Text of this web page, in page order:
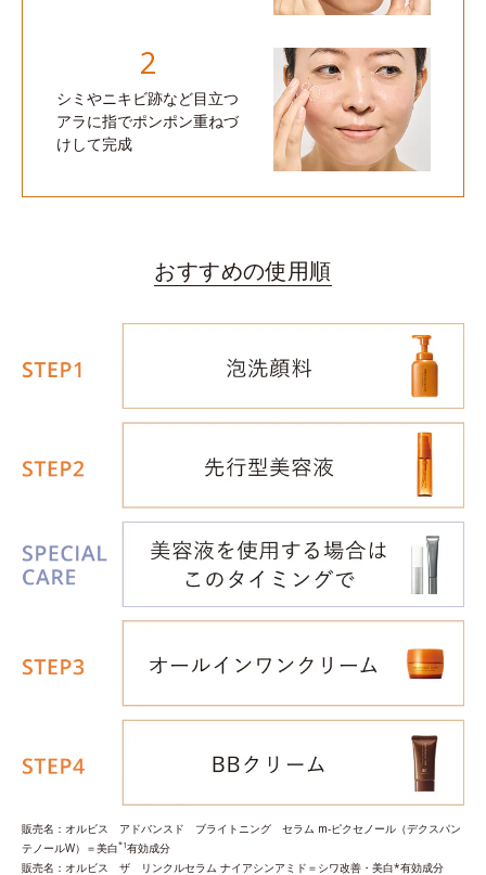
2
シミやニキビ跡など目立つ
アラに指でポンポン重ねづ
けして完成
おすすめの使用順
販売名：オルビス アドバンスド ブライトニング セラム m‐ピクセノール（デクスパン
テノールW）＝美白*1有効成分
販売名：オルビス ザ リンクルセラム ナイアシンアミド＝シワ改善・美白*有効成分